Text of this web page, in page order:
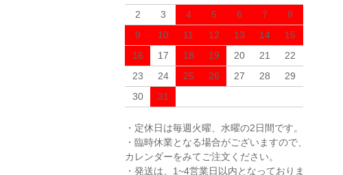
2
3 4 5 6 7
8
9
10 11 12 13 14
15
16
17 18 19 20 21
22
23
24 25 26 27 28
29
30
31
・定休日は毎週火曜、水曜の2日間です。
・臨時休業となる場合がございますので、
カレンダーをみてご注文ください。
・発送は、1~4営業日以内となっておりま